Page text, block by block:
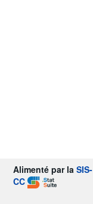
Alimenté par laSIS-
CC